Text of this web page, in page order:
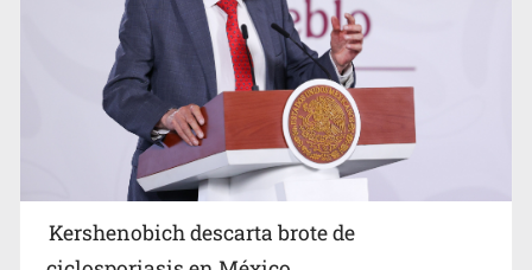
Advierten retrocesos en transparencia tras desaparición
del INAI
Kershenobich descarta brote de